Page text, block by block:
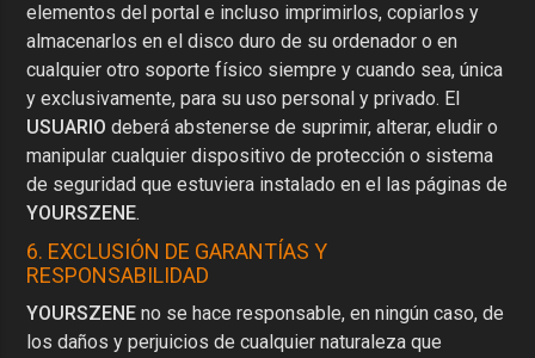
elementos del portal e incluso imprimirlos, copiarlos y
almacenarlos en el disco duro de su ordenador o en
cualquier otro soporte físico siempre y cuando sea, única
y exclusivamente, para su uso personal y privado. El
USUARIO deberá abstenerse de suprimir, alterar, eludir o
manipular cualquier dispositivo de protección o sistema
de seguridad que estuviera instalado en el las páginas de
YOURSZENE.
6. EXCLUSIÓN DE GARANTÍAS Y
RESPONSABILIDAD
YOURSZENE no se hace responsable, en ningún caso, de
los daños y perjuicios de cualquier naturaleza que